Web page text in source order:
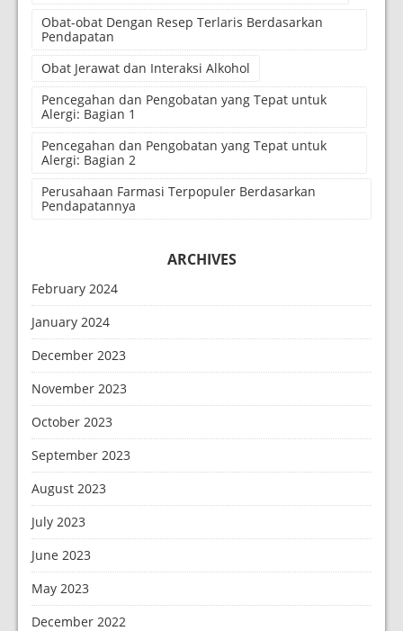
Obat-obat Dengan Resep Terlaris Berdasarkan
Pendapatan
Obat Jerawat dan Interaksi Alkohol
Pencegahan dan Pengobatan yang Tepat untuk
Alergi: Bagian 1
Pencegahan dan Pengobatan yang Tepat untuk
Alergi: Bagian 2
Perusahaan Farmasi Terpopuler Berdasarkan
Pendapatannya
ARCHIVES
February 2024
January 2024
December 2023
November 2023
October 2023
September 2023
August 2023
July 2023
June 2023
May 2023
December 2022